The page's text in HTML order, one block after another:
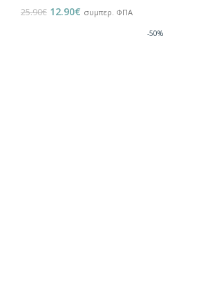
25.90€ 12.90€ συμπερ. ΦΠΑ
-50%